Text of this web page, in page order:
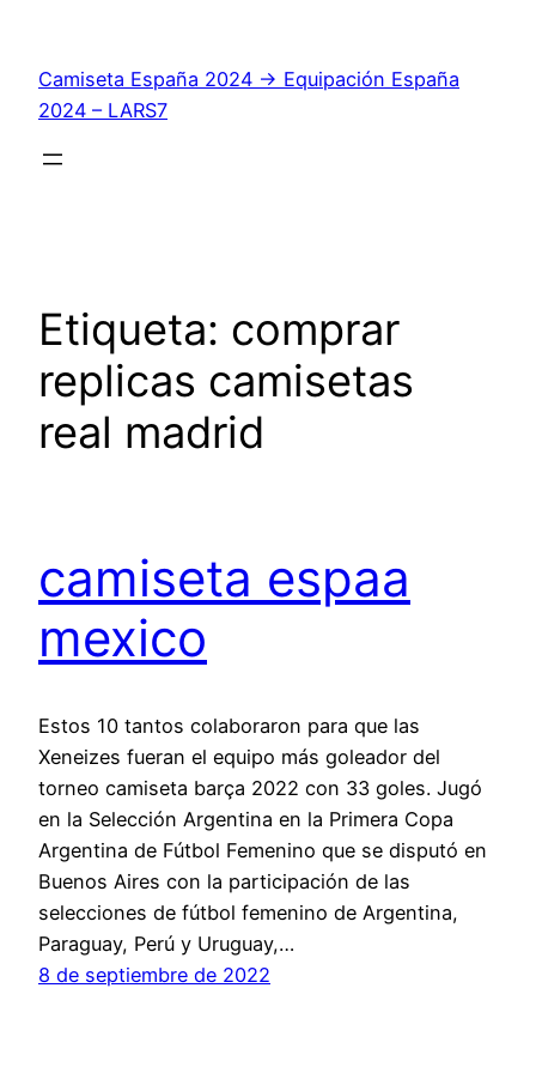
contenido
Camiseta España 2024 → Equipación España
2024 – LARS7
Etiqueta: comprar
replicas camisetas
real madrid
camiseta espaa
mexico
Estos 10 tantos colaboraron para que las
Xeneizes fueran el equipo más goleador del
torneo camiseta barça 2022 con 33 goles. Jugó
en la Selección Argentina en la Primera Copa
Argentina de Fútbol Femenino que se disputó en
Buenos Aires con la participación de las
selecciones de fútbol femenino de Argentina,
Paraguay, Perú y Uruguay,…
8 de septiembre de 2022